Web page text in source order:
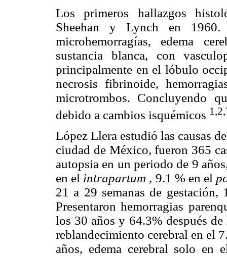
Los primeros hallazgos
Sheehan y Lynch en 1960.
microhemorragías, edema
sustancia blanca, con
principalmente en el lóbulo
necrosis fibrinoide,
microtrombos. Concluyendo
debido a cambios isquémicos
López Llera estudió las causas
ciudad de México, fueron 365
autopsia en un periodo de 9
en el intrapartum , 9.1 % en el
21 a 29 semanas de gestación,
Presentaron hemorragias
los 30 años y 64.3% después
reblandecimiento cerebral en el
años, edema cerebral solo